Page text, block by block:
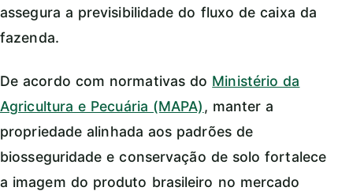
assegura a previsibilidade do fluxo de caixa da
fazenda.
De acordo com normativas do Ministério da
Agricultura e Pecuária (MAPA), manter a
propriedade alinhada aos padrões de
biosseguridade e conservação de solo fortalece
a imagem do produto brasileiro no mercado